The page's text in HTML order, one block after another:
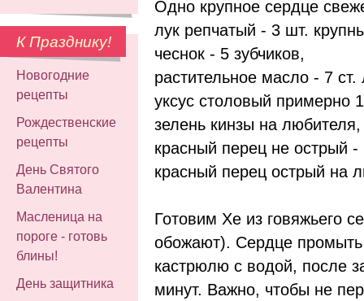
К Празднику!
Новогодние
рецепты
Рождественские
рецепты
День Святого
Валентина
Масленица на
пороге - готовь
блины!
День защитника
Одно крупное сердце
лук репчатый - 3 шт.
чеснок - 5 зубчиков,
растительное масло - 7 ст.
уксус столовый примерно
зелень кинзы на любителя,
красный перец не острый -
красный перец острый на
Готовим Хе из говяжьего
обожают). Сердце промыть
кастрюлю с водой, после
минут. Важно, чтобы не